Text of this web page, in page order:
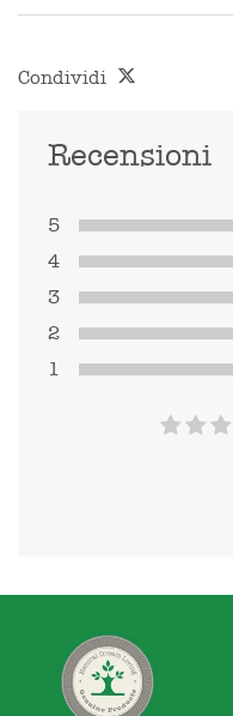
Condividi
Recensioni
5
4
3
2
1